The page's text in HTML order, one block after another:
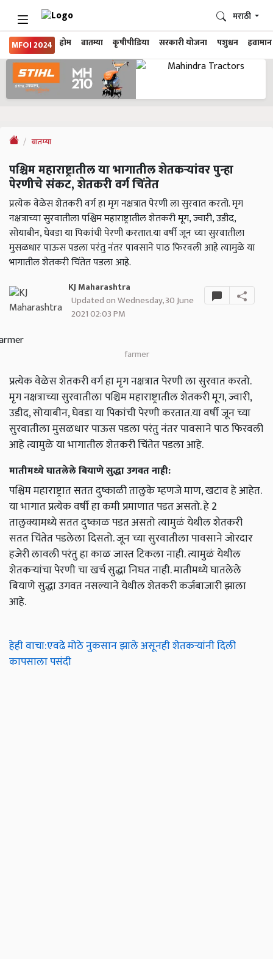
MFOI 2024 होम बातम्या कृषीपीडिया सरकारी योजना पशुधन हवामान
मराठी
बातम्या
पश्चिम महाराष्ट्रातील या भागातील शेतकऱ्यांवर पुन्हा
पेरणीचे संकट, शेतकरी वर्ग चिंतेत
प्रत्येक वेळेस शेतकरी वर्ग हा मृग नक्षत्रात पेरणी ला सुरवात करतो. मृग
नक्षत्राच्या सुरवातीला पश्चिम महाराष्ट्रातील शेतकरी मूग, ज्वारी, उडीद,
सोयाबीन, घेवडा या पिकांची पेरणी करतात.या वर्षी जून च्या सुरवातीला
मुसळधार पाऊस पडला परंतु नंतर पावसाने पाठ फिरवली आहे त्यामुळे या
भागातील शेतकरी चिंतेत पडला आहे.
KJ Maharashtra
Updated on Wednesday, 30 June
2021 02:03 PM
farmer
प्रत्येक वेळेस शेतकरी वर्ग हा मृग नक्षत्रात पेरणी ला सुरवात करतो.
मृग नक्षत्राच्या सुरवातीला पश्चिम महाराष्ट्रातील शेतकरी मूग, ज्वारी,
उडीद, सोयाबीन, घेवडा या पिकांची पेरणी करतात.या वर्षी जून च्या
सुरवातीला मुसळधार पाऊस पडला परंतु नंतर पावसाने पाठ फिरवली
आहे त्यामुळे या भागातील शेतकरी चिंतेत पडला आहे.
मातीमध्ये घातलेले बियाणे सुद्धा उगवत नाही:
पश्चिम महाराष्ट्रात सतत दुष्काळी तालुके म्हणजे माण, खटाव हे आहेत.
या भागात प्रत्येक वर्षी हा कमी प्रमाणात पडत असतो. हे 2
तालुक्यामध्ये सतत दुष्काळ पडत असतो त्यामुळं येथील शेतकरी
सतत चिंतेत पडलेला दिसतो. जून च्या सुरवातीला पावसाने जोरदार
हजेरी लावली परंतु हा काळ जास्त टिकला नाही. त्यामुळं येथील
शेतकऱ्यांचा पेरणी चा खर्च सुद्धा निघत नाही. मातीमध्ये घातलेले
बियाणे सुद्धा उगवत नसल्याने येथील शेतकरी कर्जबाजारी झाला
आहे.
हेही वाचा:एवढे मोठे नुकसान झाले असूनही शेतकऱ्यांनी दिली
कापसाला पसंदी